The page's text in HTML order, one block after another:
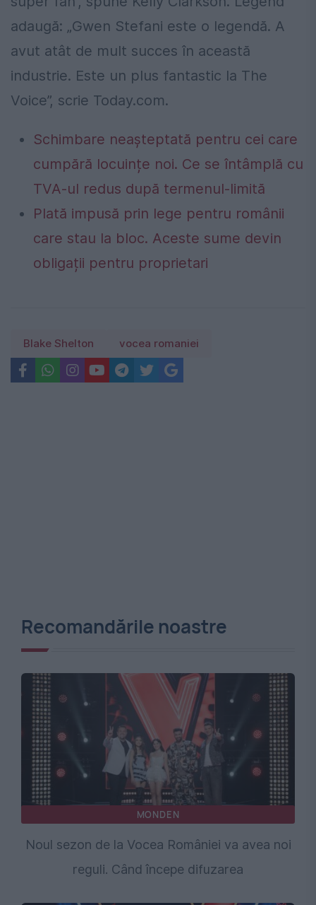
adaugă: „Gwen Stefani este o legendă. A
avut atât de mult succes în această
industrie. Este un plus fantastic la The
Voice”, scrie Today.com.
Schimbare neașteptată pentru cei care
cumpără locuințe noi. Ce se întâmplă cu
TVA-ul redus după termenul-limită
Plată impusă prin lege pentru românii
care stau la bloc. Aceste sume devin
obligații pentru proprietari
Blake Shelton vocea romaniei
Recomandările noastre
MONDEN
Noul sezon de la Vocea României va avea noi
reguli. Când începe difuzarea